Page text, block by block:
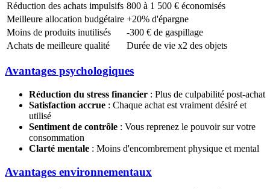
Réduction des achats impulsifs 800 à 1 500 € économisés
Meilleure allocation budgétaire +20% d'épargne
Moins de produits inutilisés
-300 € de gaspillage
Achats de meilleure qualité
Durée de vie x2 des objets
Avantages psychologiques
Réduction du stress financier : Plus de culpabilité post-achat
Satisfaction accrue : Chaque achat est vraiment désiré et
utilisé
Sentiment de contrôle : Vous reprenez le pouvoir sur votre
consommation
Clarté mentale : Moins d'encombrement physique et mental
Avantages environnementaux